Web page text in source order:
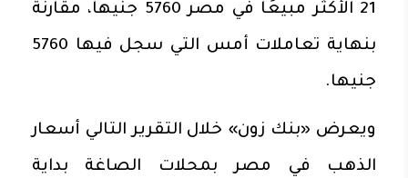
21 الأكثر مبيعًا في مصر 5760 جنيها، مقارنة
بنهاية تعاملات أمس التي سجل فيها 5760
جنيها.
ويعرض «بنك زون» خلال التقرير التالي أسعار
الذهب في مصر بمحلات الصاغة بداية